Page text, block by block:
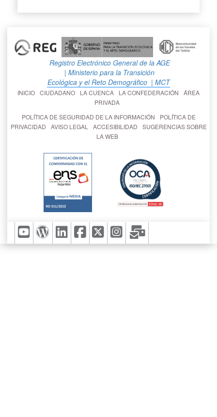
Registro Electrónico General de la AGE
| Ministerio para la Transición
Ecológica y el Reto Demográfico | MCT
INICIO CIUDADANO LA CUENCA LA CONFEDERACIÓN
ÁREA
PRIVADA
POLÍTICA DE SEGURIDAD DE LA INFORMACIÓN
POLÍTICA DE
PRIVACIDAD
AVISO LEGAL ACCESIBILIDAD
SUGERENCIAS SOBRE
LA WEB